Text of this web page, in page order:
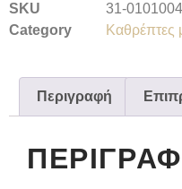
SKU
31-0101004
Category
Καθρέπτες
Περιγραφή